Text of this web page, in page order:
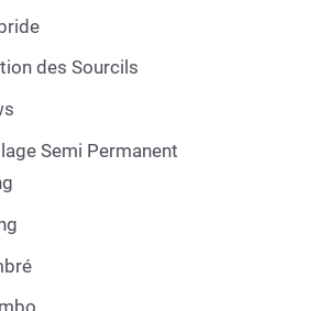
des Sourcils
Semi Permanent